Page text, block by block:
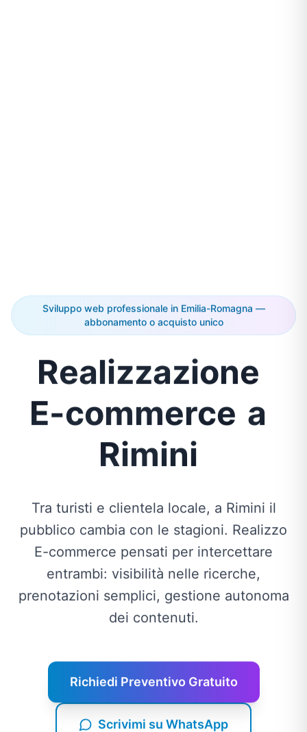
Sviluppo web professionale in Emilia-Romagna —
abbonamento o acquisto unico
Realizzazione
E-commerce a
Rimini
Tra turisti e clientela locale, a Rimini il
pubblico cambia con le stagioni. Realizzo
E-commerce pensati per intercettare
entrambi: visibilità nelle ricerche,
prenotazioni semplici, gestione autonoma
dei contenuti.
Richiedi Preventivo Gratuito
Scrivimi su WhatsApp